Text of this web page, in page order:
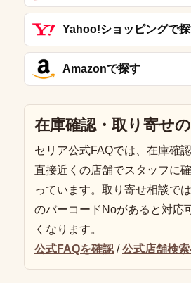
Yahoo!ショッピングで
Amazonで探す
在庫確認・取り寄せ
セリア公式FAQでは、在庫確
直接近くの店舗でスタッフに
っています。取り寄せ相談で
のバーコードNoがあると対応
くなります。
公式FAQを確認 /公式店舗検